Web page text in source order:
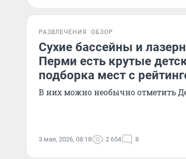
РАЗВЛЕЧЕНИЯ ОБЗОР
Сухие бассейны и
Перми есть крутые
подборка мест с
В них можно необычно отметить
3 мая, 2026, 08:18 2 654 8